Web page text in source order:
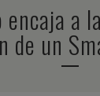
encaja a
de un